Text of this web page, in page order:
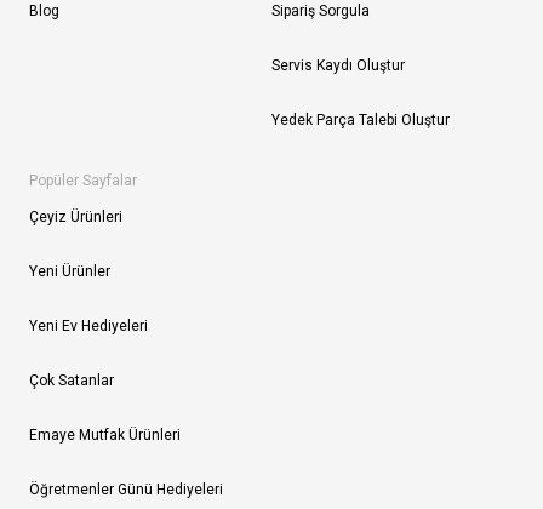
Blog Sipariş Sorgula
Servis Kaydı Oluştur
Yedek Parça Talebi Oluştur
Popüler Sayfalar
Çeyiz Ürünleri
Yeni Ürünler
Yeni Ev Hediyeleri
Çok Satanlar
Emaye Mutfak Ürünleri
Öğretmenler Günü Hediyeleri